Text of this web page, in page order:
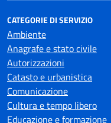
CATEGORIE DI SERVIZIO
Ambiente
Anagrafe e stato civile
Autorizzazioni
Catasto e urbanistica
Comunicazione
Cultura e tempo libero
Educazione e formazione